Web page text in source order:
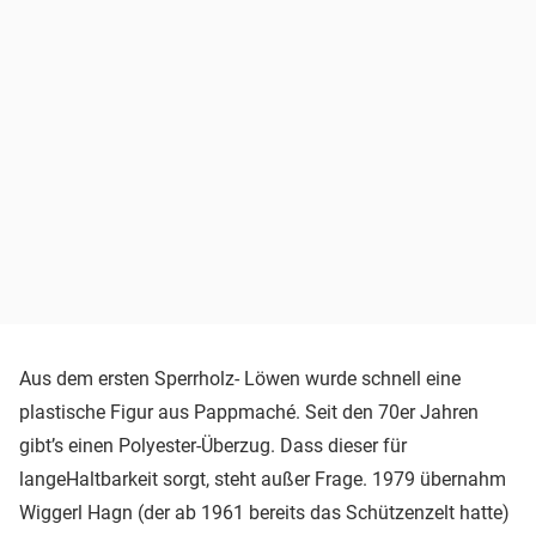
Aus dem ersten Sperrholz- Löwen wurde schnell eine
plastische Figur aus Pappmaché. Seit den 70er Jahren
gibt’s einen Polyester-Überzug. Dass dieser für
langeHaltbarkeit sorgt, steht außer Frage. 1979 übernahm
Wiggerl Hagn (der ab 1961 bereits das Schützenzelt hatte)